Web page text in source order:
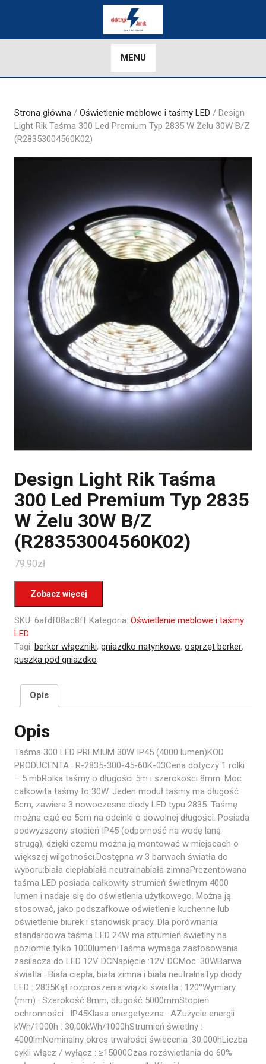
MENU
Strona główna / Oświetlenie meblowe i taśmy LED / Design
Light Rik Taśma 300 Led Premium Typ 2835 W Żelu 30W B/Z
(R28353004560K02)
Design Light Rik Taśma
300 Led Premium Typ 2835
W Żelu 30W B/Z
(R28353004560K02)
79.90zł
Zobacz więcej
SKU: 6afdf08ac8ff Kategoria: Oświetlenie meblowe i taśmy
LED
Tagi: berker włączniki, gniazdko natynkowe, osprzęt berker,
puszka pod gniazdko
Opis
Opis
Taśma 300 LED PREMIUM 30W IP45 (4000 lumen)KOD
PRODUCENTA : R-2835-300-45-60K-03Cena dotyczy 1 rolki
– 5 mbRolka taśmy o długości 5m i szerokości 8mm. Moc
całkowita taśmy to 30W. Jeden moduł taśmy ma długość
5cm, zawiera 3 nowoczesne diody LED typu 2835. Taśmę
można ciąć co 5cm na odcinki o dowolnej długości. Posiada
podwyższony stopień IP45 (odporność na wodę laną
strugą), dzięki czemu można ją montować w miejscach o
większej wilgotności.Dostępna w 3 barwach światła do
wyboru:biała ciepłabiała neutralnabiała zimnaPrezentowana
taśma LED posiada całkowity strumień świetlnym 4000
lumen i nadaje się do oświetlenia użytkowego. Można ją
stosować, jako podszafkowe oświetlenie kuchenne lub
oświetlenie biurek i stanowisk pracy. Dla porównania:
standardowa taśma LED 24W ma strumień świetlny na
poziomie tylko 1000lumen!Taśma wymaga zastosowania
zasilacza do LED 12V DCNapięcie :12V DCMoc :30WBarwa
światla : Biała ciepła, biała zimna i biała neutralnaTyp diody
LED : 2835Kąt rozproszenia wiązki światła : 120°Wymiary
(mm) : Szerokość 8mm, długość 5000mmStopień
ochronności : IP45Klasa energetyczna : AZużycie energii
kWh/1000h : 30,00kWh/1000hStrumień świetlny :
4000lmNominalny okres trwałości świecenia :30.000hLiczba
cykli włącz / wyłącz : ≥15000Czas rozświetlania do 60%